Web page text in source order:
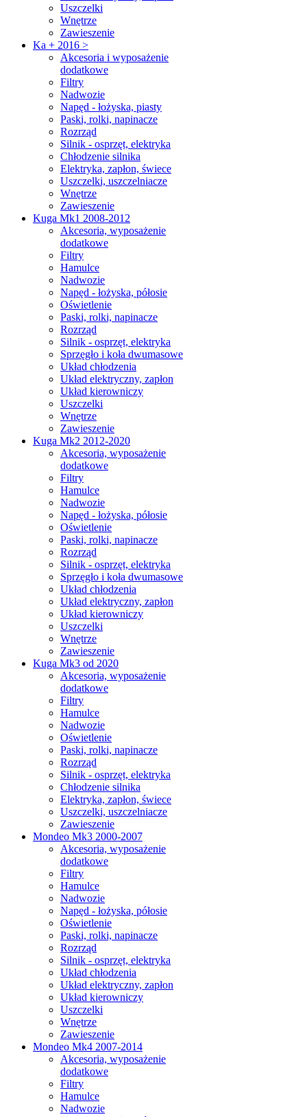
Uszczelki
Wnętrze
Zawieszenie
Ka + 2016 >
Akcesoria i wyposażenie
dodatkowe
Filtry
Nadwozie
Napęd - łożyska, piasty
Paski, rolki, napinacze
Rozrząd
Silnik - osprzęt, elektryka
Chłodzenie silnika
Elektryka, zapłon, świece
Uszczelki, uszczelniacze
Wnętrze
Zawieszenie
Kuga Mk1 2008-2012
Akcesoria, wyposażenie
dodatkowe
Filtry
Hamulce
Nadwozie
Napęd - łożyska, półosie
Oświetlenie
Paski, rolki, napinacze
Rozrząd
Silnik - osprzęt, elektryka
Sprzęgło i koła dwumasowe
Układ chłodzenia
Układ elektryczny, zapłon
Układ kierowniczy
Uszczelki
Wnętrze
Zawieszenie
Kuga Mk2 2012-2020
Akcesoria, wyposażenie
dodatkowe
Filtry
Hamulce
Nadwozie
Napęd - łożyska, półosie
Oświetlenie
Paski, rolki, napinacze
Rozrząd
Silnik - osprzęt, elektryka
Sprzęgło i koła dwumasowe
Układ chłodzenia
Układ elektryczny, zapłon
Układ kierowniczy
Uszczelki
Wnętrze
Zawieszenie
Kuga Mk3 od 2020
Akcesoria, wyposażenie
dodatkowe
Filtry
Hamulce
Nadwozie
Oświetlenie
Paski, rolki, napinacze
Rozrząd
Silnik - osprzęt, elektryka
Chłodzenie silnika
Elektryka, zapłon, świece
Uszczelki, uszczelniacze
Zawieszenie
Mondeo Mk3 2000-2007
Akcesoria, wyposażenie
dodatkowe
Filtry
Hamulce
Nadwozie
Napęd - łożyska, półosie
Oświetlenie
Paski, rolki, napinacze
Rozrząd
Silnik - osprzęt, elektryka
Układ chłodzenia
Układ elektryczny, zapłon
Układ kierowniczy
Uszczelki
Wnętrze
Zawieszenie
Mondeo Mk4 2007-2014
Akcesoria, wyposażenie
dodatkowe
Filtry
Hamulce
Nadwozie